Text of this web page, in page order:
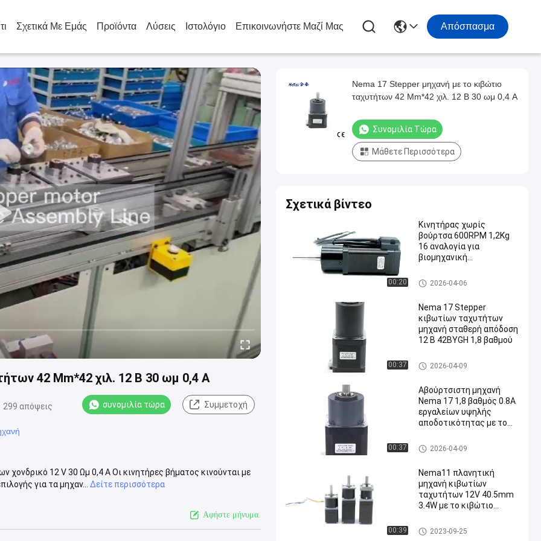
Σχετικά Με Εμάς Προϊόντα Λύσεις Ιστολόγιο Επικοινωνήστε Μαζί Μας Απόσπασμα
42 Mm*42 χιλ. 12 Β 30 ωμ 0,4 Α
299 απόψεις συνομιλία τώρα Συμμετοχή
12 V 30 Ωμ 0,4 A Οι κινητήρες βήματος κινούνται με
για τα μηχαν...
Δείτε περισσότερα
Αφήστε μήνυμα.
Nema 17 Stepper μηχανή με το κιβώτιο
ταχυτήτων 42 Mm*42 χιλ. 12 Β 30 ωμ 0,4 Α
Συνομιλία Τώρα
Μάθετε Περισσότερα
Σχετικά βίντεο
00:20
Κινητήρας χωρίς
βούρτσα 600RPM 1,2Kg
16 αναλογία για
βιομηχανική
Αβούρτσιστη μηχανή κιβωτί
ων ταχυτήτων
2026-04-06
00:37
Nema 17 Stepper
κιβωτίων ταχυτήτων
μηχανή σταθερή απόδοση
12 Β 42BYGH 1,8 βαθμού
Stepper κιβωτίων ταχυτήτω
ν μηχανή
2026-04-09
00:37
Αβούρτσιστη μηχανή
Nema 17 1,8 βαθμός 0.8A
εργαλείων υψηλής
αποδοτικότητας με το
Αβούρτσιστη μηχανή κιβωτί
ων ταχυτήτων
2026-04-09
00:39
Nema11 πλανητική
μηχανή κιβωτίων
ταχυτήτων 12V 40.5mm
3.4W με το κιβώτιο
Αβούρτσιστη μηχανή κιβωτί
ων ταχυτήτων
2023-09-25